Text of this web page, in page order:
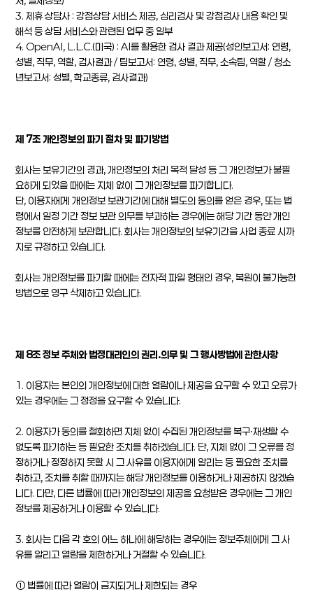
3. 제휴 상담사 : 강점상담 서비스 제공, 심리검사 및 강점검사 내용 확인 및
해석 등 상담 서비스와 관련된 업무 중 일부
4. OpenAI, L.L.C.(미국) : AI를 활용한 검사 결과 제공(성인보고서: 연령,
성별, 직무, 역할, 검사결과 / 팀보고서: 연령, 성별, 직무, 소속팀, 역할 / 청소
년보고서: 성별, 학교종류, 검사결과)
제 7조 개인정보의 파기 절차 및 파기방법
회사는 보유기간의 경과, 개인정보의 처리 목적 달성 등 그 개인정보가 불필
요하게 되었을 때에는 지체 없이 그 개인정보를 파기합니다.
단, 이용자에게 개인정보 보관기간에 대해 별도의 동의를 얻은 경우, 또는 법
령에서 일정 기간 정보 보관 의무를 부과하는 경우에는 해당 기간 동안 개인
정보를 안전하게 보관합니다. 회사는 개인정보의 보유기간을 사업 종료 시까
지로 규정하고 있습니다.
회사는 개인정보를 파기할 때에는 전자적 파일 형태인 경우, 복원이 불가능한
방법으로 영구 삭제하고 있습니다.
제 8조 정보 주체와 법정대리인의 권리.의무 및 그 행사방법에 관한사항
1. 이용자는 본인의 개인정보에 대한 열람이나 제공을 요구할 수 있고 오류가
있는 경우에는 그 정정을 요구할 수 있습니다.
2. 이용자가 동의를 철회하면 지체 없이 수집된 개인정보를 복구ㆍ재생할 수
없도록 파기하는 등 필요한 조치를 취하겠습니다. 단, 지체 없이 그 오류를 정
정하거나 정정하지 못할 시 그 사유를 이용자에게 알리는 등 필요한 조치를
취하고, 조치를 취할 때까지는 해당 개인정보를 이용하거나 제공하지 않겠습
니다. 다만, 다른 법률에 따라 개인정보의 제공을 요청받은 경우에는 그 개인
정보를 제공하거나 이용할 수 있습니다.
3. 회사는 다음 각 호의 어느 하나에 해당하는 경우에는 정보주체에게 그 사
유를 알리고 열람을 제한하거나 거절할 수 있습니다.
① 법률에 따라 열람이 금지되거나 제한되는 경우